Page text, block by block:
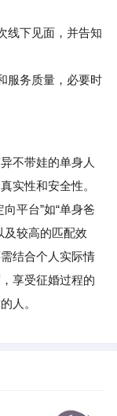
线下见面，并告知
务质量，必要时
不带娃的单身人
实性和安全性。
平台”如“单身爸
及较高的匹配效
结合个人实际情
享受征婚过程的
人。